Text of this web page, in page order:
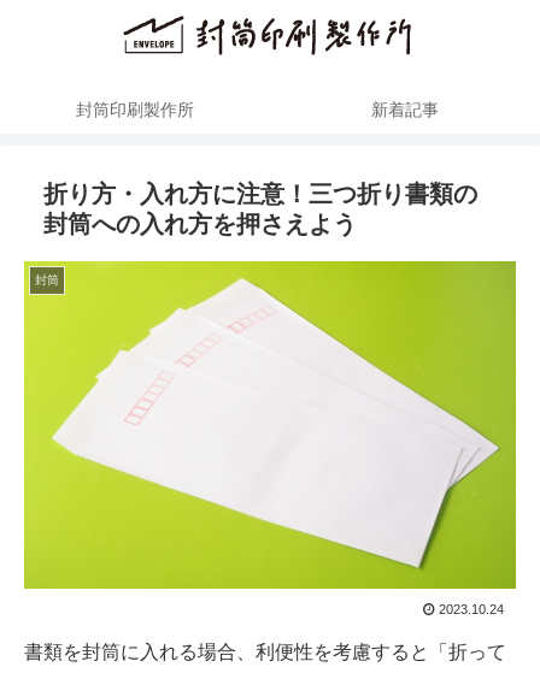
封筒印刷製作所 新着記事
折り方・入れ方に注意！三つ折り書類の
封筒への入れ方を押さえよう
封筒
2023.10.24
書類を封筒に入れる場合、利便性を考慮すると「折って